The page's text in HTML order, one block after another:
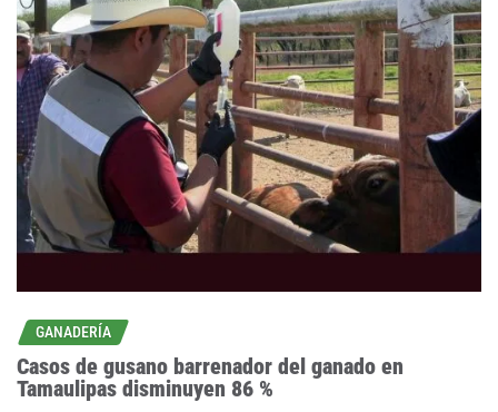
GANADERÍA
Casos de gusano barrenador del ganado en
Tamaulipas disminuyen 86 %